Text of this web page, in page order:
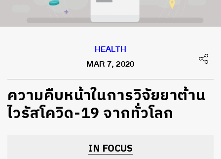
HEALTH
MAR 7, 2020
ความคืบหน้าในการวิจัยยาต้าน
ไวรัสโควิด-19 จากทั่วโลก
IN FOCUS